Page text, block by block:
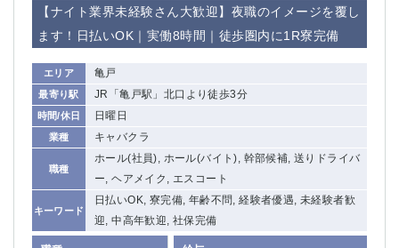
【ナイト業界未経験さん大歓迎】夜職のイメージを覆し
ます！日払いOK｜実働8時間｜徒歩圏内に1R寮完備
エリア 亀戸
最寄り駅 JR「亀戸駅」北口より徒歩3分
時間/休日 日曜日
業種 キャバクラ
職種
ホール(社員), ホール(バイト), 幹部候補, 送りドライバ
ー, ヘアメイク, エスコート
キーワード
日払いOK, 寮完備, 年齢不問, 経験者優遇, 未経験者歓
迎, 中高年歓迎, 社保完備
蒲田東口
多摩センター
立川（南口）
新宿
中野
府中
中目黒
ひばりヶ丘（北口）
吉祥寺（南口／公園口）
自由が丘
四谷
錦糸町南口
下北沢・経堂
金町（北口）
成増駅徒歩3分の好立地！①JR埼京線「赤羽駅」から徒歩2分 ②東